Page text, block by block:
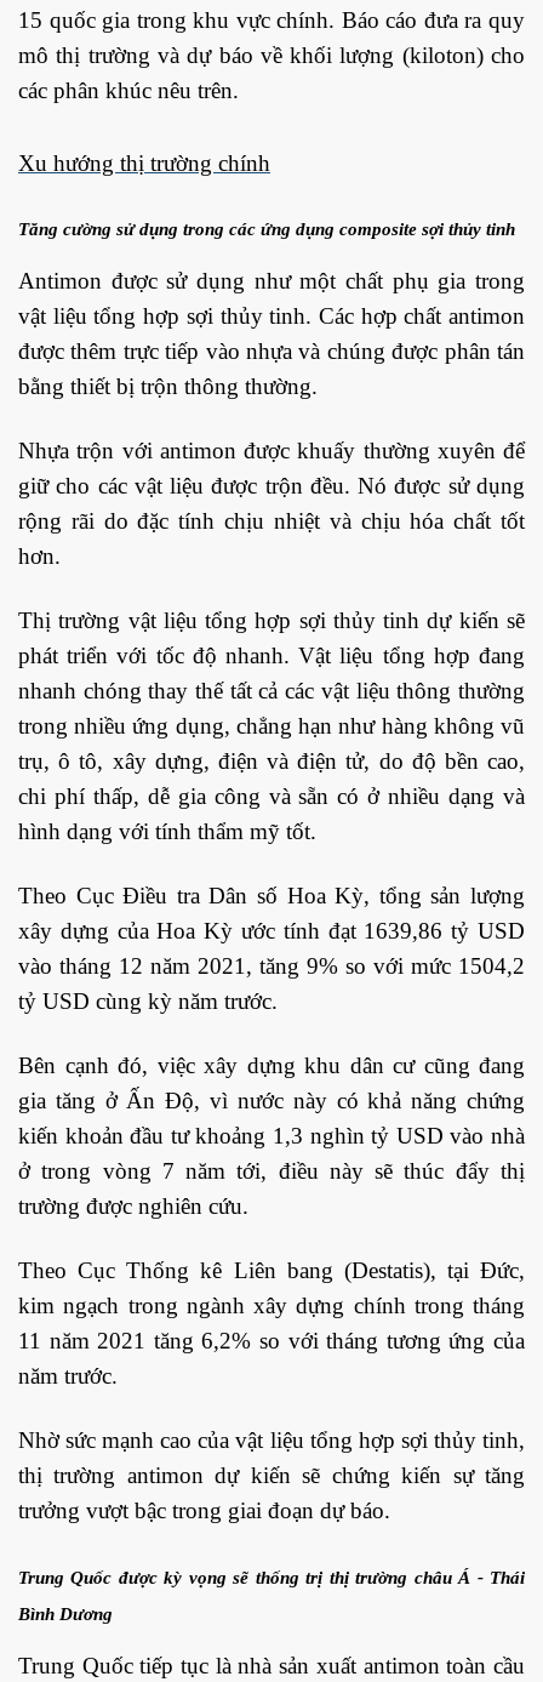
15 quốc gia trong khu vực chính. Báo cáo đưa ra quy
mô thị trường và dự báo về khối lượng (kiloton) cho
các phân khúc nêu trên.
Xu hướng thị trường chính
Tăng cường sử dụng trong các ứng dụng composite sợi thủy tinh
Antimon được sử dụng như một chất phụ gia trong
vật liệu tổng hợp sợi thủy tinh. Các hợp chất antimon
được thêm trực tiếp vào nhựa và chúng được phân tán
bằng thiết bị trộn thông thường.
Nhựa trộn với antimon được khuấy thường xuyên để
giữ cho các vật liệu được trộn đều. Nó được sử dụng
rộng rãi do đặc tính chịu nhiệt và chịu hóa chất tốt
hơn.
Thị trường vật liệu tổng hợp sợi thủy tinh dự kiến ​​sẽ
phát triển với tốc độ nhanh. Vật liệu tổng hợp đang
nhanh chóng thay thế tất cả các vật liệu thông thường
trong nhiều ứng dụng, chẳng hạn như hàng không vũ
trụ, ô tô, xây dựng, điện và điện tử, do độ bền cao,
chi phí thấp, dễ gia công và sẵn có ở nhiều dạng và
hình dạng với tính thẩm mỹ tốt.
Theo Cục Điều tra Dân số Hoa Kỳ, tổng sản lượng
xây dựng của Hoa Kỳ ước tính đạt 1639,86 tỷ USD
vào tháng 12 năm 2021, tăng 9% so với mức 1504,2
tỷ USD cùng kỳ năm trước.
Bên cạnh đó, việc xây dựng khu dân cư cũng đang
gia tăng ở Ấn Độ, vì nước này có khả năng chứng
kiến ​​khoản đầu tư khoảng 1,3 nghìn tỷ USD vào nhà
ở trong vòng 7 năm tới, điều này sẽ thúc đẩy thị
trường được nghiên cứu.
Theo Cục Thống kê Liên bang (Destatis), tại Đức,
kim ngạch trong ngành xây dựng chính trong tháng
11 năm 2021 tăng 6,2% so với tháng tương ứng của
năm trước.
Nhờ sức mạnh cao của vật liệu tổng hợp sợi thủy tinh,
thị trường antimon dự kiến ​​sẽ chứng kiến ​​sự tăng
trưởng vượt bậc trong giai đoạn dự báo.
Trung Quốc được kỳ vọng sẽ thống trị thị trường châu Á - Thái
Bình Dương
Trung Quốc tiếp tục là nhà sản xuất antimon toàn cầu